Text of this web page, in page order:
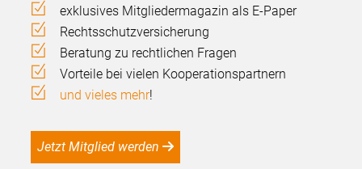
exklusives Mitgliedermagazin als E-Paper
Rechtsschutzversicherung
Beratung zu rechtlichen Fragen
Vorteile bei vielen Kooperationspartnern
und vieles mehr!
Jetzt Mitglied werden